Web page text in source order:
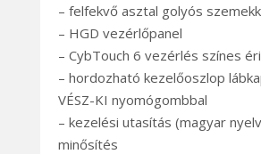
– felfekvő asztal golyós
– HGD vezérlőpanel
– CybTouch 6 vezérlés színes
– hordozható kezelőoszlop
VÉSZ-KI nyomógombbal
– kezelési utasítás (magyar
minősítés